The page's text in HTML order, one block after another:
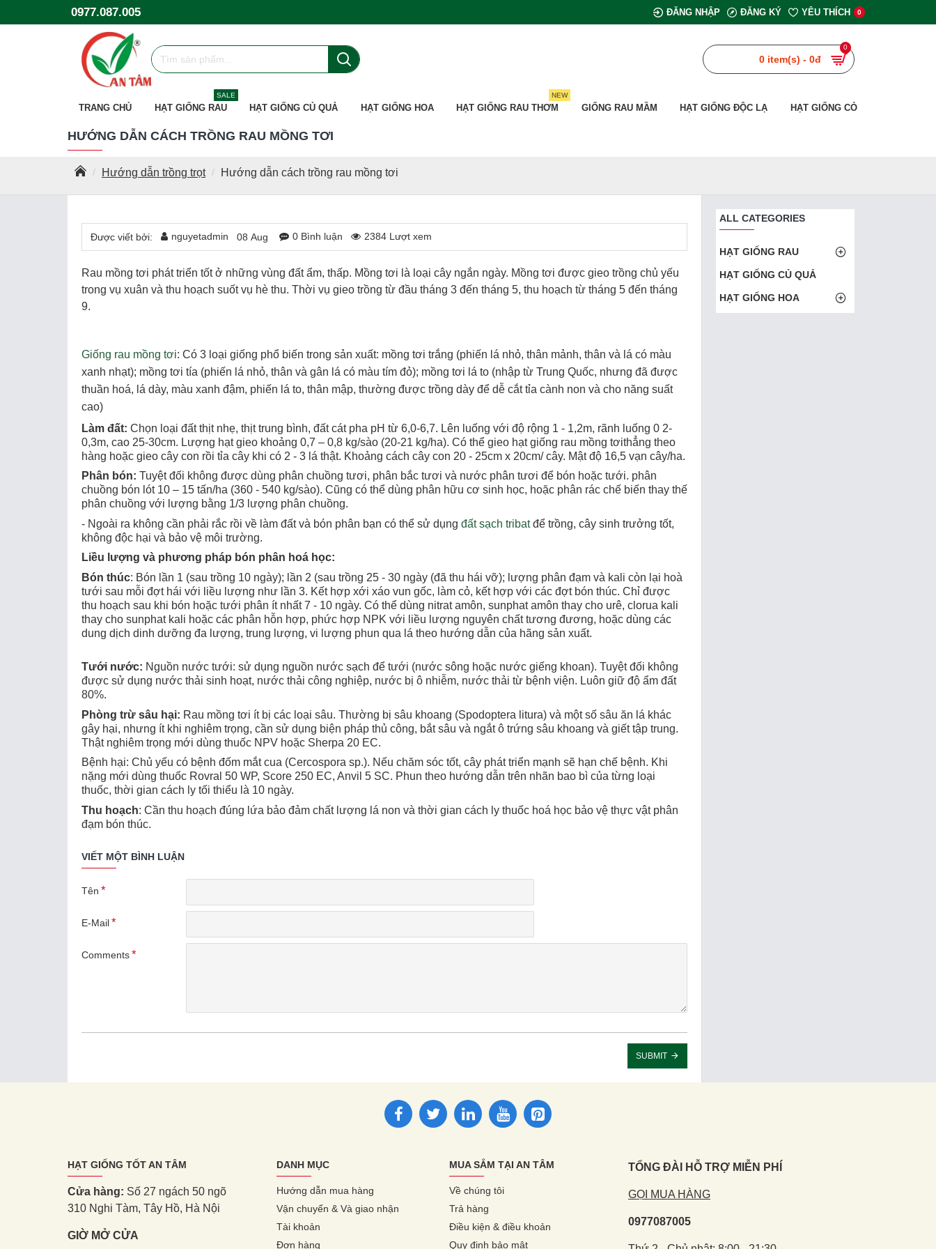
0977.087.005 ĐĂNG NHẬP ĐĂNG KÝ YÊU THÍCH 0
0 item(s) - 0đ
0
TRANG CHỦ HẠT GIỐNG RAU
SALE
HẠT GIỐNG CỦ QUẢ HẠT GIỐNG HOA HẠT GIỐNG RAU THƠM
NEW
GIỐNG RAU MẦM HẠT GIỐNG ĐỘC LẠ HẠT GIỐNG CỎ
Hướng dẫn trồng trọt Hướng dẫn cách trồng rau mồng tơi
HƯỚNG DẪN CÁCH TRỒNG RAU MỒNG TƠI
Được viết bởi: nguyetadmin 08 Aug 0 Bình luận 2384 Lượt xem
Rau mồng tơi phát triển tốt ở những vùng đất ẩm, thấp. Mồng tơi là loại cây ngắn ngày. Mồng tơi được gieo trồng chủ yếu
trong vụ xuân và thu hoạch suốt vụ hè thu. Thời vụ gieo trồng từ đầu tháng 3 đến tháng 5, thu hoạch từ tháng 5 đến tháng
9.
Giống rau mồng tơi: Có 3 loại giống phổ biến trong sản xuất: mồng tơi trắng (phiến lá nhỏ, thân mảnh, thân và lá có màu
xanh nhạt); mồng tơi tía (phiến lá nhỏ, thân và gân lá có màu tím đỏ); mồng tơi lá to (nhập từ Trung Quốc, nhưng đã được
thuần hoá, lá dày, màu xanh đậm, phiến lá to, thân mập, thường được trồng dày để dễ cắt tỉa cành non và cho năng suất
cao)
Làm đất: Chọn loại đất thịt nhẹ, thịt trung bình, đất cát pha pH từ 6,0-6,7. Lên luống với độ rộng 1 - 1,2m, rãnh luống 0 2-
0,3m, cao 25-30cm. Lượng hạt gieo khoảng 0,7 – 0,8 kg/sào (20-21 kg/ha). Có thể gieo hạt giống rau mồng tơithẳng theo
hàng hoặc gieo cây con rồi tỉa cây khi có 2 - 3 lá thật. Khoảng cách cây con 20 - 25cm x 20cm/ cây. Mật độ 16,5 vạn cây/ha.
Phân bón: Tuyệt đối không được dùng phân chuồng tươi, phân bắc tươi và nước phân tươi để bón hoặc tưới. phân
chuồng bón lót 10 – 15 tấn/ha (360 - 540 kg/sào). Cũng có thể dùng phân hữu cơ sinh học, hoặc phân rác chế biến thay thế
phân chuồng với lượng bằng 1/3 lượng phân chuồng.
- Ngoài ra không cần phải rắc rồi về làm đất và bón phân bạn có thể sử dụng đất sạch tribatđể trồng, cây sinh trưởng tốt,
không độc hại và bảo vệ môi trường.
Liều lượng và phương pháp bón phân hoá học:
Bón thúc: Bón lần 1 (sau trồng 10 ngày); lần 2 (sau trồng 25 - 30 ngày (đã thu hái vỡ); lượng phân đạm và kali còn lại hoà
tưới sau mỗi đợt hái với liều lượng như lần 3. Kết hợp xới xáo vun gốc, làm cỏ, kết hợp với các đợt bón thúc. Chỉ được
thu hoạch sau khi bón hoặc tưới phân ít nhất 7 - 10 ngày. Có thể dùng nitrat amôn, sunphat amôn thay cho urê, clorua kali
thay cho sunphat kali hoặc các phân hỗn hợp, phức hợp NPK với liều lượng nguyên chất tương đương, hoặc dùng các
dung dịch dinh dưỡng đa lượng, trung lượng, vi lượng phun qua lá theo hướng dẫn của hãng sản xuất.
Tưới nước: Nguồn nước tưới: sử dụng nguồn nước sạch để tưới (nước sông hoặc nước giếng khoan). Tuyệt đối không
được sử dụng nước thải sinh hoạt, nước thải công nghiệp, nước bị ô nhiễm, nước thải từ bệnh viện. Luôn giữ độ ẩm đất
80%.
Phòng trừ sâu hại: Rau mồng tơi ít bị các loại sâu. Thường bị sâu khoang (Spodoptera litura) và một số sâu ăn lá khác
gây hại, nhưng ít khi nghiêm trọng, cần sử dụng biện pháp thủ công, bắt sâu và ngắt ô trứng sâu khoang và giết tập trung.
Thật nghiêm trọng mới dùng thuốc NPV hoặc Sherpa 20 EC.
Bệnh hại: Chủ yếu có bệnh đốm mắt cua (Cercospora sp.). Nếu chăm sóc tốt, cây phát triển mạnh sẽ hạn chế bệnh. Khi
nặng mới dùng thuốc Rovral 50 WP, Score 250 EC, Anvil 5 SC. Phun theo hướng dẫn trên nhãn bao bì của từng loại
thuốc, thời gian cách ly tối thiểu là 10 ngày.
Thu hoạch: Cần thu hoạch đúng lứa bảo đảm chất lượng lá non và thời gian cách ly thuốc hoá học bảo vệ thực vật phân
đạm bón thúc.
VIẾT MỘT BÌNH LUẬN
Tên
E-Mail
Comments
SUBMIT
ALL CATEGORIES
HẠT GIỐNG RAU
HẠT GIỐNG CỦ QUẢ
HẠT GIỐNG HOA
HẠT GIỐNG TỐT AN TÂM
Cửa hàng: Số 27 ngách 50 ngõ
310 Nghi Tàm, Tây Hồ, Hà Nội
GIỜ MỞ CỬA
DANH MỤC
Hướng dẫn mua hàng
Vận chuyển & Và giao nhận
Tài khoản
Đơn hàng
MUA SẮM TẠI AN TÂM
Về chúng tôi
Trả hàng
Điều kiện & điều khoản
Quy định bảo mật
TỔNG ĐÀI HỖ TRỢ MIỄN PHÍ
GỌI MUA HÀNG
0977087005